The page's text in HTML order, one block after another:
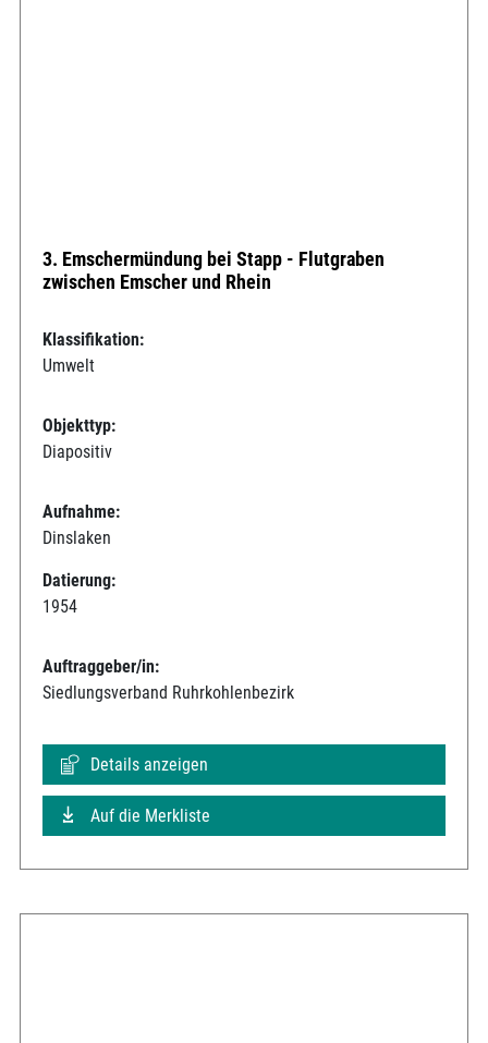
3. Emschermündung bei Stapp - Flutgraben
zwischen Emscher und Rhein
Klassifikation:
Umwelt
Objekttyp:
Diapositiv
Aufnahme:
Dinslaken
Datierung:
1954
Auftraggeber/in:
Siedlungsverband Ruhrkohlenbezirk
Details anzeigen
Auf die Merkliste